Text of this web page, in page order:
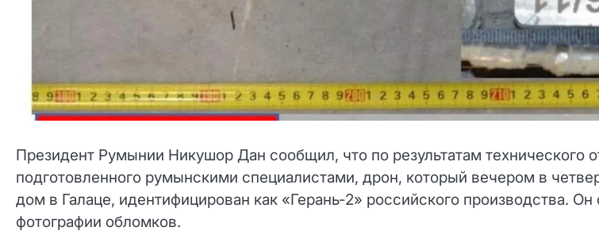
Президент Румынии Никушор Дан сообщил, что по результатам технического
подготовленного румынскими специалистами, дрон, который вечером в
дом в Галаце, идентифицирован как «Герань‑2» российского производства. Он
фотографии обломков.